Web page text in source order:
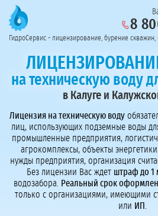
Предоставим полный пакет документов
Пригласить в тендер
Колл-
8
на техническую воду
в Калуге и
Лицензия на техническую воду
лиц, использующих подземные воды
промышленные предприятия,
агрокомплексы, объекты
нужды предприятия, организация
Без лицензии Вас ждет штраф до 1
водозабора.
Реальный срок
только с организациями, имеющими
или ИП